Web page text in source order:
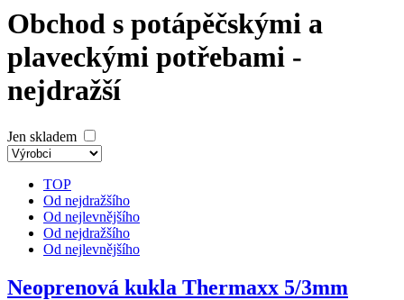
Obchod s potápěčskými a
plaveckými potřebami -
nejdražší
Jen skladem
TOP
Od nejdražšího
Od nejlevnějšího
Od nejdražšího
Od nejlevnějšího
Neoprenová kukla Thermaxx 5/3mm